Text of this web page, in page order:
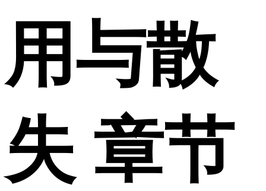
用与散
失 章节